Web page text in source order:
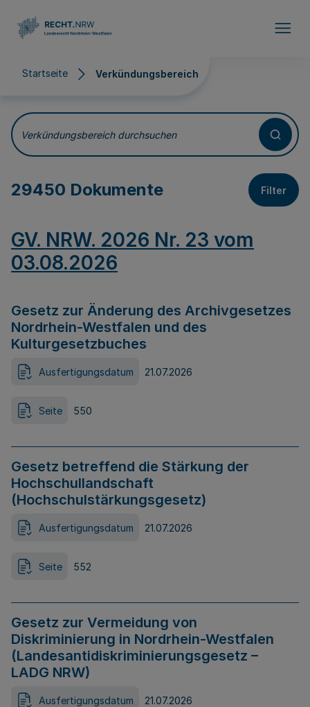
Startseite Verkündungsbereich
Verkündungsbereich
Verkündungsbereich durchsuchen
29450 Dokumente Filter
GV. NRW. 2026 Nr. 23 vom
03.08.2026
Gesetz zur Änderung des Archivgesetzes
Nordrhein-Westfalen und des
Kulturgesetzbuches
Ausfertigungsdatum 21.07.2026
Seite 550
Gesetz betreffend die Stärkung der
Hochschullandschaft
(Hochschulstärkungsgesetz)
Ausfertigungsdatum 21.07.2026
Seite 552
Gesetz zur Vermeidung von
Diskriminierung in Nordrhein-Westfalen
(Landesantidiskriminierungsgesetz –
LADG NRW)
Ausfertigungsdatum 21.07.2026